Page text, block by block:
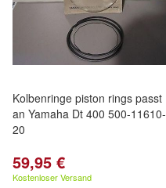
Kolbenringe piston rings passt
an Yamaha Dt 400 500-11610-
20
59,95 €
Kostenloser Versand